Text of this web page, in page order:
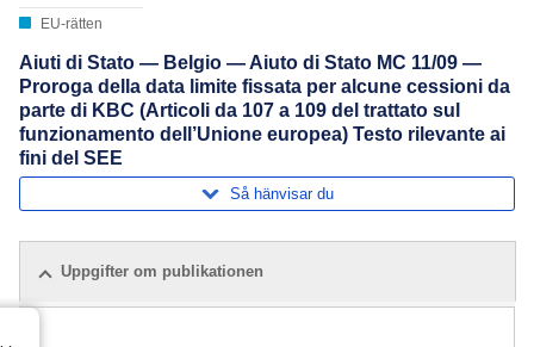
EU-rätten
Aiuti di Stato — Belgio — Aiuto di Stato MC 11/09 —
Proroga della data limite fissata per alcune cessioni da
parte di KBC (Articoli da 107 a 109 del trattato sul
funzionamento dell’Unione europea) Testo rilevante ai
fini del SEE
Så hänvisar du
Uppgifter om publikationen